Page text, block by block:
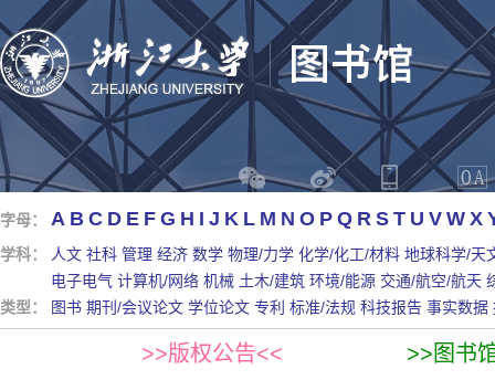
字母： A B C D E F G H I J K L M N O P Q R S T U V W X
学科： 人文 社科 管理 经济 数学 物理/力学 化学/化工/材料 地球科学/天
电子电气 计算机/网络 机械 土木/建筑 环境/能源 交通/航空/航天
类型：
图书 期刊/会议论文 学位论文 专利 标准/法规 科技报告 事实数据
>>版权公告<< >>图书